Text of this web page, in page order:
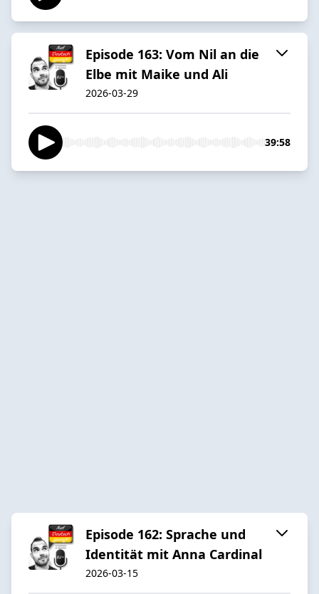
Episode 163: Vom Nil an die
Elbe mit Maike und Ali
2026-03-29
39:58
Episode 162: Sprache und
Identität mit Anna Cardinal
2026-03-15